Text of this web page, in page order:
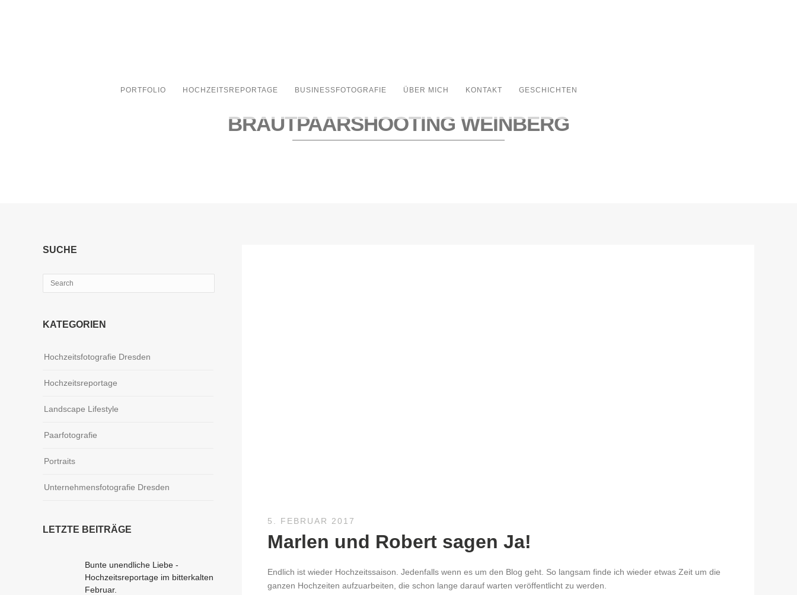
PORTFOLIO HOCHZEITSREPORTAGE BUSINESSFOTOGRAFIE ÜBER MICH KONTAKT GESCHICHTEN
BRAUTPAARSHOOTING WEINBERG
5. FEBRUAR 2017
Marlen und Robert sagen Ja!
Endlich ist wieder Hochzeitssaison. Jedenfalls wenn es um den Blog geht. So langsam finde ich wieder etwas Zeit um die
ganzen Hochzeiten aufzuarbeiten, die schon lange darauf warten veröffentlicht zu werden.
SUCHE
KATEGORIEN
Hochzeitsfotografie Dresden
Hochzeitsreportage
Landscape Lifestyle
Paarfotografie
Portraits
Unternehmensfotografie Dresden
LETZTE BEITRÄGE
Bunte unendliche Liebe -
Hochzeitsreportage im bitterkalten
Februar.